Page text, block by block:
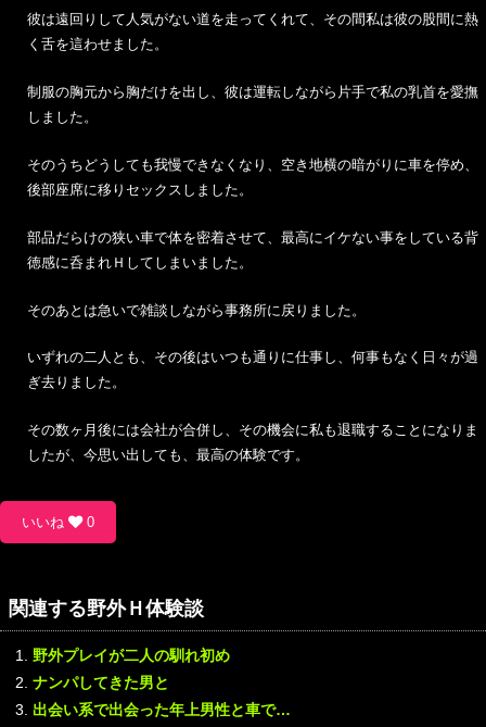
彼は遠回りして人気がない道を走ってくれて、その間私は彼の股間に熱
く舌を這わせました。
制服の胸元から胸だけを出し、彼は運転しながら片手で私の乳首を愛撫
しました。
そのうちどうしても我慢できなくなり、空き地横の暗がりに車を停め、
後部座席に移りセックスしました。
部品だらけの狭い車で体を密着させて、最高にイケない事をしている背
徳感に呑まれＨしてしまいました。
そのあとは急いで雑談しながら事務所に戻りました。
いずれの二人とも、その後はいつも通りに仕事し、何事もなく日々が過
ぎ去りました。
その数ヶ月後には会社が合併し、その機会に私も退職することになりま
したが、今思い出しても、最高の体験です。
いいね 0
関連する野外Ｈ体験談
野外プレイが二人の馴れ初め
ナンパしてきた男と
出会い系で出会った年上男性と車で…